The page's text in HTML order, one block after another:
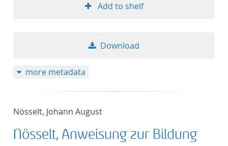
Add to shelf
Download
more metadata
Nösselt, Johann August
Nösselt, Anweisung zur Bildung